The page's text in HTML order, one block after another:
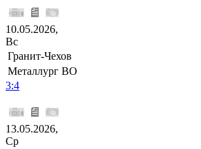
10.05.2026,
Вс
Гранит-Чехов
Металлург ВО
3:4
13.05.2026,
Ср